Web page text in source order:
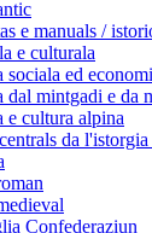
e manuals /
e culturala
sociala ed
dal mintgadi e da
e cultura alpina
da
Confederaziun